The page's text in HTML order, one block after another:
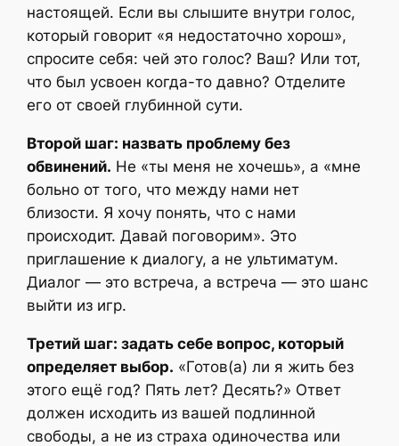
настоящей. Если вы слышите внутри голос,
который говорит «я недостаточно хорош»,
спросите себя: чей это голос? Ваш? Или тот,
что был усвоен когда-то давно? Отделите
его от своей глубинной сути.
Второй шаг: назвать проблему без
обвинений. Не «ты меня не хочешь», а «мне
больно от того, что между нами нет
близости. Я хочу понять, что с нами
происходит. Давай поговорим». Это
приглашение к диалогу, а не ультиматум.
Диалог — это встреча, а встреча — это шанс
выйти из игр.
Третий шаг: задать себе вопрос, который
определяет выбор. «Готов(а) ли я жить без
этого ещё год? Пять лет? Десять?» Ответ
должен исходить из вашей подлинной
свободы, а не из страха одиночества или